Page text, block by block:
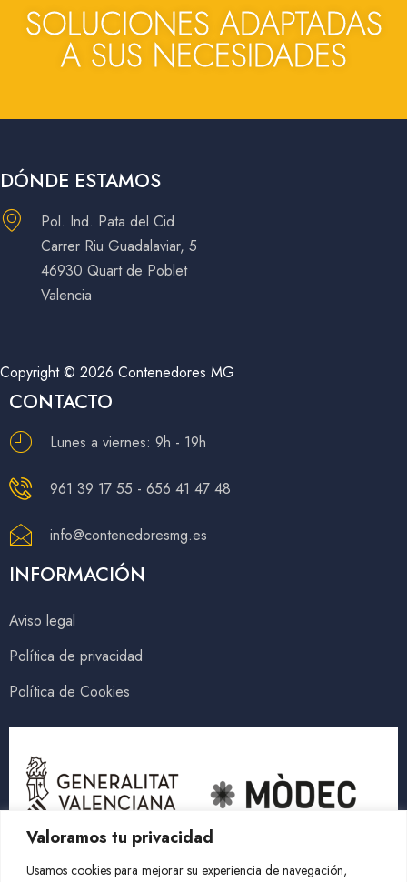
Valoramos tu privacidad
Usamos cookies para mejorar su experiencia de navegación,
SOLUCIONES ADAPTADAS
A SUS NECESIDADES
DÓNDE ESTAMOS
Pol. Ind. Pata del Cid
Carrer Riu Guadalaviar, 5
46930 Quart de Poblet
Valencia
Copyright © 2026 Contenedores MG
CONTACTO
Lunes a viernes: 9h - 19h
961 39 17 55 - 656 41 47 48
info@contenedoresmg.es
INFORMACIÓN
Aviso legal
Política de privacidad
Política de Cookies